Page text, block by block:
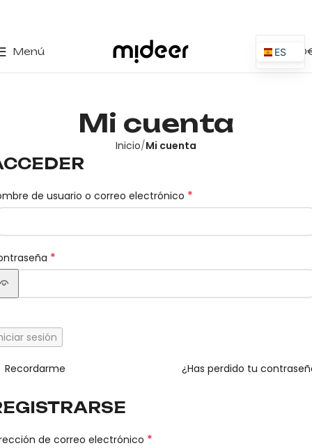
Menú 0,00
Mi cuenta
Inicio Mi cuenta
de usuario o correo electrónico *
*
sesión
¿Has perdido tu
Recordarme
de correo electrónico *
ES
EN